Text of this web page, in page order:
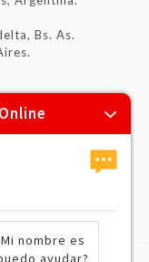
Bs. As.
/ 14:00hs –
nombre es
ayudar?